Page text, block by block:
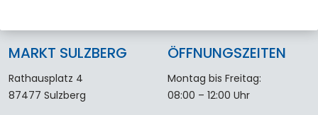
MARKT SULZBERG
Rathausplatz 4
87477 Sulzberg
ÖFFNUNGSZEITEN
Montag bis Freitag:
08:00 – 12:00 Uhr